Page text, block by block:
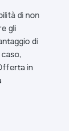
di non
gli
di
in